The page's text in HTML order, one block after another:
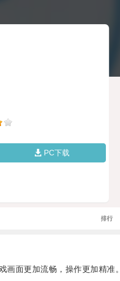
PC下载
排行
面更加流畅，操作更加精准。